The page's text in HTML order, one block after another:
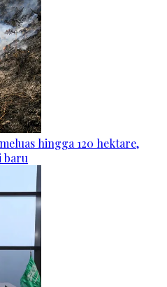
hingga 120 hektare,
baru